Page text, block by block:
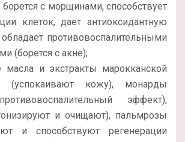
борется с морщинами, способствует
клеток, дает антиоксидантную
противовоспалительными
(борется с акне);
и экстракты марокканской
(успокаивают кожу), монарды
эффект),
и очищают), пальмрозы
и способствуют регенерации